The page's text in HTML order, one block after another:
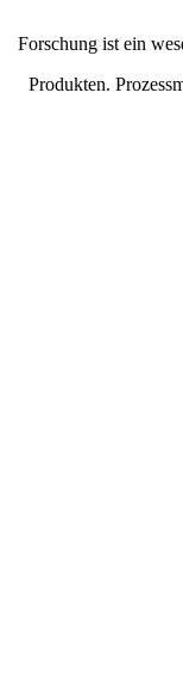
Forschung ist ein
Produkten.